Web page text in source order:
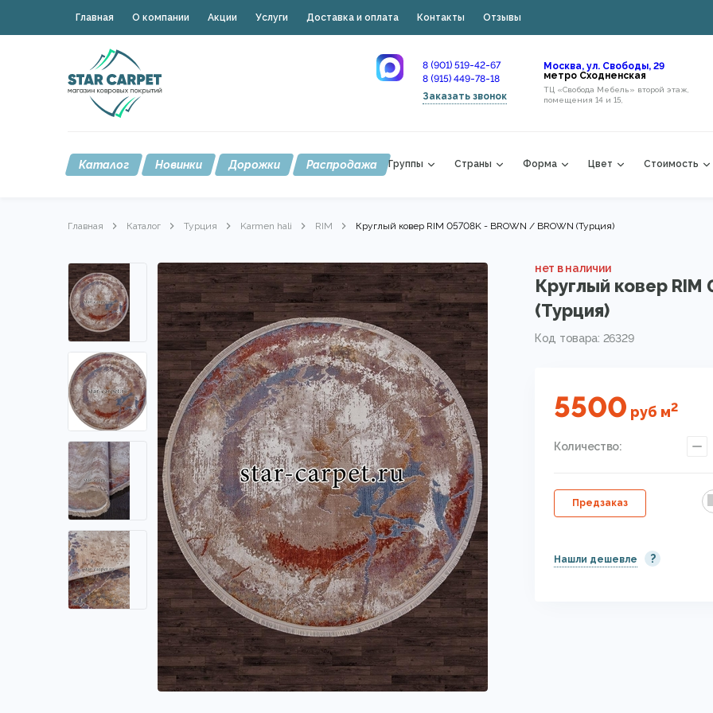
Главная О компании Акции Услуги Доставка и оплата Контакты Отзывы
8 (901) 519-42-67
8 (915) 449-78-18
Заказать звонок
Москва, ул. Свободы, 29
метро Сходненская
ТЦ «Свобода Мебель» второй этаж,
помещения 14 и 15,
Каталог Новинки Дорожки Распродажа Группы Страны Форма Цвет Стоимость
Главная Каталог Турция Karmen hali RIM Круглый ковер RIM 05708K - BROWN / BROWN (Турция)
нет в наличии
Круглый ковер RIM
(Турция)
Код товара: 26329
5500 руб м2
Количество:
Предзаказ
Нашли дешевле ?